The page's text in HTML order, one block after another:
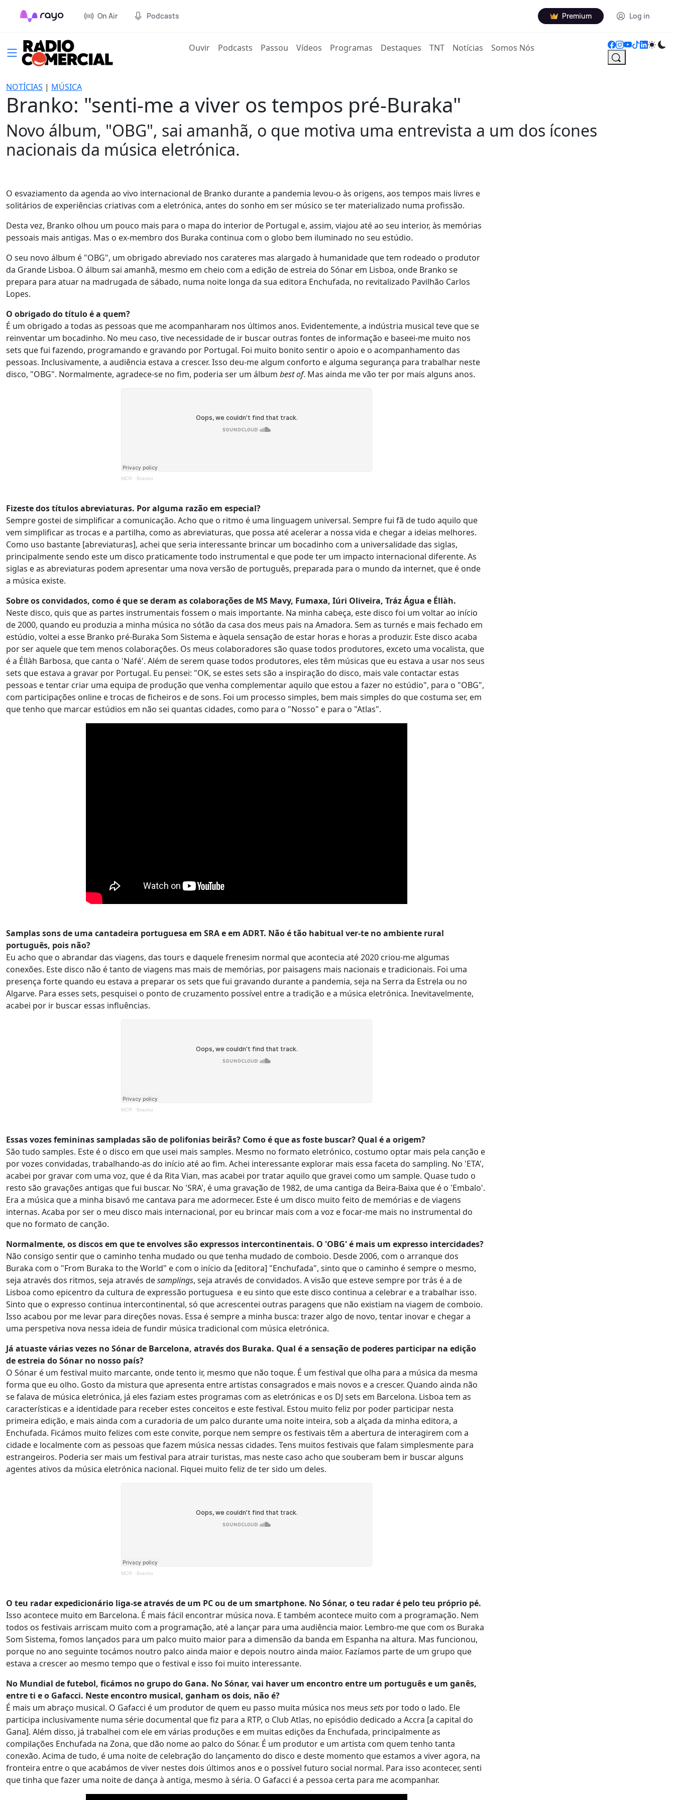
On Air Podcasts Premium Log in
Ouvir(current)
Podcasts Passou Vídeos Programas Destaques TNT Notícias Somos Nós
NOTÍCIAS | MÚSICA
Branko: "senti-me a viver os tempos pré-Buraka"
Novo álbum, "OBG", sai amanhã, o que motiva uma entrevista a um dos ícones
nacionais da música eletrónica.
O esvaziamento da agenda ao vivo internacional de Branko durante a pandemia levou-o às origens, aos tempos mais livres e
solitários de experiências criativas com a eletrónica, antes do sonho em ser músico se ter materializado numa profissão.
Desta vez, Branko olhou um pouco mais para o mapa do interior de Portugal e, assim, viajou até ao seu interior, às memórias
pessoais mais antigas. Mas o ex-membro dos Buraka continua com o globo bem iluminado no seu estúdio.
O seu novo álbum é "OBG", um obrigado abreviado nos carateres mas alargado à humanidade que tem rodeado o produtor
da Grande Lisboa. O álbum sai amanhã, mesmo em cheio com a edição de estreia do Sónar em Lisboa, onde Branko se
prepara para atuar na madrugada de sábado, numa noite longa da sua editora Enchufada, no revitalizado Pavilhão Carlos
Lopes.
O obrigado do título é a quem?
É um obrigado a todas as pessoas que me acompanharam nos últimos anos. Evidentemente, a indústria musical teve que se
reinventar um bocadinho. No meu caso, tive necessidade de ir buscar outras fontes de informação e baseei-me muito nos
sets que fui fazendo, programando e gravando por Portugal. Foi muito bonito sentir o apoio e o acompanhamento das
pessoas. Inclusivamente, a audiência estava a crescer. Isso deu-me algum conforto e alguma segurança para trabalhar neste
disco, "OBG". Normalmente, agradece-se no fim, poderia ser um álbum best of. Mas ainda me vão ter por mais alguns anos.
MCR · Branko
Fizeste dos títulos abreviaturas. Por alguma razão em especial?
Sempre gostei de simplificar a comunicação. Acho que o ritmo é uma linguagem universal. Sempre fui fã de tudo aquilo que
vem simplificar as trocas e a partilha, como as abreviaturas, que possa até acelerar a nossa vida e chegar a ideias melhores.
Como uso bastante [abreviaturas], achei que seria interessante brincar um bocadinho com a universalidade das siglas,
principalmente sendo este um disco praticamente todo instrumental e que pode ter um impacto internacional diferente. As
siglas e as abreviaturas podem apresentar uma nova versão de português, preparada para o mundo da internet, que é onde
a música existe.
Sobre os convidados, como é que se deram as colaborações de MS Mavy, Fumaxa, Iúri Oliveira, Tráz Água e Éllàh.
Neste disco, quis que as partes instrumentais fossem o mais importante. Na minha cabeça, este disco foi um voltar ao início
de 2000, quando eu produzia a minha música no sótão da casa dos meus pais na Amadora. Sem as turnés e mais fechado em
estúdio, voltei a esse Branko pré-Buraka Som Sistema e àquela sensação de estar horas e horas a produzir. Este disco acaba
por ser aquele que tem menos colaborações. Os meus colaboradores são quase todos produtores, exceto uma vocalista, que
é a Éllàh Barbosa, que canta o 'Nafé'. Além de serem quase todos produtores, eles têm músicas que eu estava a usar nos seus
sets que estava a gravar por Portugal. Eu pensei: "OK, se estes sets são a inspiração do disco, mais vale contactar estas
pessoas e tentar criar uma equipa de produção que venha complementar aquilo que estou a fazer no estúdio", para o "OBG",
com participações online e trocas de ficheiros e de sons. Foi um processo simples, bem mais simples do que costuma ser, em
que tenho que marcar estúdios em não sei quantas cidades, como para o "Nosso" e para o "Atlas".
Samplas sons de uma cantadeira portuguesa em SRA e em ADRT. Não é tão habitual ver-te no ambiente rural
português, pois não?
Eu acho que o abrandar das viagens, das tours e daquele frenesim normal que acontecia até 2020 criou-me algumas
conexões. Este disco não é tanto de viagens mas mais de memórias, por paisagens mais nacionais e tradicionais. Foi uma
presença forte quando eu estava a preparar os sets que fui gravando durante a pandemia, seja na Serra da Estrela ou no
Algarve. Para esses sets, pesquisei o ponto de cruzamento possível entre a tradição e a música eletrónica. Inevitavelmente,
acabei por ir buscar essas influências.
MCR · Branko
Essas vozes femininas sampladas são de polifonias beirãs? Como é que as foste buscar? Qual é a origem?
São tudo samples. Este é o disco em que usei mais samples. Mesmo no formato eletrónico, costumo optar mais pela canção e
por vozes convidadas, trabalhando-as do início até ao fim. Achei interessante explorar mais essa faceta do sampling. No 'ETA',
acabei por gravar com uma voz, que é da Rita Vian, mas acabei por tratar aquilo que gravei como um sample. Quase tudo o
resto são gravações antigas que fui buscar. No 'SRA', é uma gravação de 1982, de uma cantiga da Beira-Baixa que é o 'Embalo'.
Era a música que a minha bisavó me cantava para me adormecer. Este é um disco muito feito de memórias e de viagens
internas. Acaba por ser o meu disco mais internacional, por eu brincar mais com a voz e focar-me mais no instrumental do
que no formato de canção.
Normalmente, os discos em que te envolves são expressos intercontinentais. O 'OBG' é mais um expresso intercidades?
Não consigo sentir que o caminho tenha mudado ou que tenha mudado de comboio. Desde 2006, com o arranque dos
Buraka com o "From Buraka to the World" e com o início da [editora] "Enchufada", sinto que o caminho é sempre o mesmo,
seja através dos ritmos, seja através desamplings, seja através de convidados. A visão que esteve sempre por trás é a de
Lisboa como epicentro da cultura de expressão portuguesa e eu sinto que este disco continua a celebrar e a trabalhar isso.
Sinto que o expresso continua intercontinental, só que acrescentei outras paragens que não existiam na viagem de comboio.
Isso acabou por me levar para direções novas. Essa é sempre a minha busca: trazer algo de novo, tentar inovar e chegar a
uma perspetiva nova nessa ideia de fundir música tradicional com música eletrónica.
Já atuaste várias vezes no Sónar de Barcelona, através dos Buraka. Qual é a sensação de poderes participar na edição
de estreia do Sónar no nosso país?
O Sónar é um festival muito marcante, onde tento ir, mesmo que não toque. É um festival que olha para a música da mesma
forma que eu olho. Gosto da mistura que apresenta entre artistas consagrados e mais novos e a crescer. Quando ainda não
se falava de música eletrónica, já eles faziam estes programas com as eletrónicas e os DJ sets em Barcelona. Lisboa tem as
características e a identidade para receber estes conceitos e este festival. Estou muito feliz por poder participar nesta
primeira edição, e mais ainda com a curadoria de um palco durante uma noite inteira, sob a alçada da minha editora, a
Enchufada. Ficámos muito felizes com este convite, porque nem sempre os festivais têm a abertura de interagirem com a
cidade e localmente com as pessoas que fazem música nessas cidades. Tens muitos festivais que falam simplesmente para
estrangeiros. Poderia ser mais um festival para atrair turistas, mas neste caso acho que souberam bem ir buscar alguns
agentes ativos da música eletrónica nacional. Fiquei muito feliz de ter sido um deles.
MCR · Branko
O teu radar expedicionário liga-se através de um PC ou de um smartphone. No Sónar, o teu radar é pelo teu próprio pé.
Isso acontece muito em Barcelona. É mais fácil encontrar música nova. E também acontece muito com a programação. Nem
todos os festivais arriscam muito com a programação, até a lançar para uma audiência maior. Lembro-me que com os Buraka
Som Sistema, fomos lançados para um palco muito maior para a dimensão da banda em Espanha na altura. Mas funcionou,
porque no ano seguinte tocámos noutro palco ainda maior e depois noutro ainda maior. Fazíamos parte de um grupo que
estava a crescer ao mesmo tempo que o festival e isso foi muito interessante.
No Mundial de futebol, ficámos no grupo do Gana. No Sónar, vai haver um encontro entre um português e um ganês,
entre ti e o Gafacci. Neste encontro musical, ganham os dois, não é?
É mais um abraço musical. O Gafacci é um produtor de quem eu passo muita música nos meus sets por todo o lado. Ele
participa inclusivamente numa série documental que fiz para a RTP, o Club Atlas, no episódio dedicado a Accra [a capital do
Gana]. Além disso, já trabalhei com ele em várias produções e em muitas edições da Enchufada, principalmente as
compilações Enchufada na Zona, que dão nome ao palco do Sónar. É um produtor e um artista com quem tenho tanta
conexão. Acima de tudo, é uma noite de celebração do lançamento do disco e deste momento que estamos a viver agora, na
fronteira entre o que acabámos de viver nestes dois últimos anos e o possível futuro social normal. Para isso acontecer, senti
que tinha que fazer uma noite de dança à antiga, mesmo à séria. O Gafacci é a pessoa certa para me acompanhar.